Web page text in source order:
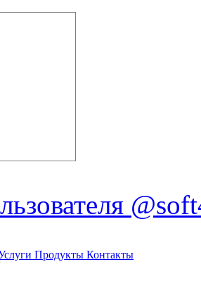
Продукты Контакты